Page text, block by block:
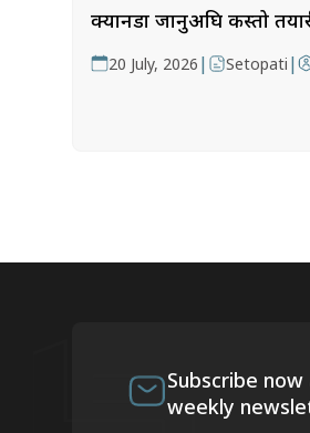
क्यानडा जानुअघि कस्तो
20 July, 2026 | Setopati |
Subscribe
weekly